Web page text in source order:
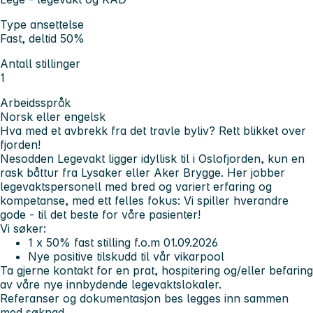
Type ansettelse
Fast, deltid 50%
Antall stillinger
1
Arbeidsspråk
Norsk eller engelsk
Hva med et avbrekk fra det travle byliv? Rett blikket over
fjorden!
Nesodden Legevakt ligger idyllisk til i Oslofjorden, kun en
rask båttur fra Lysaker eller Aker Brygge. Her jobber
legevaktspersonell med bred og variert erfaring og
kompetanse, med ett felles fokus: Vi spiller hverandre
gode - til det beste for våre pasienter!
Vi søker:
1 x 50% fast stilling f.o.m 01.09.2026
Nye positive tilskudd til vår vikarpool
Ta gjerne kontakt for en prat, hospitering og/eller befaring
av våre nye innbydende legevaktslokaler.
Referanser og dokumentasjon bes legges inn sammen